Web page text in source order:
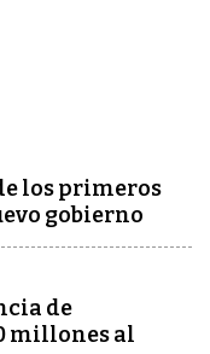
los primeros
gobierno
de
millones al